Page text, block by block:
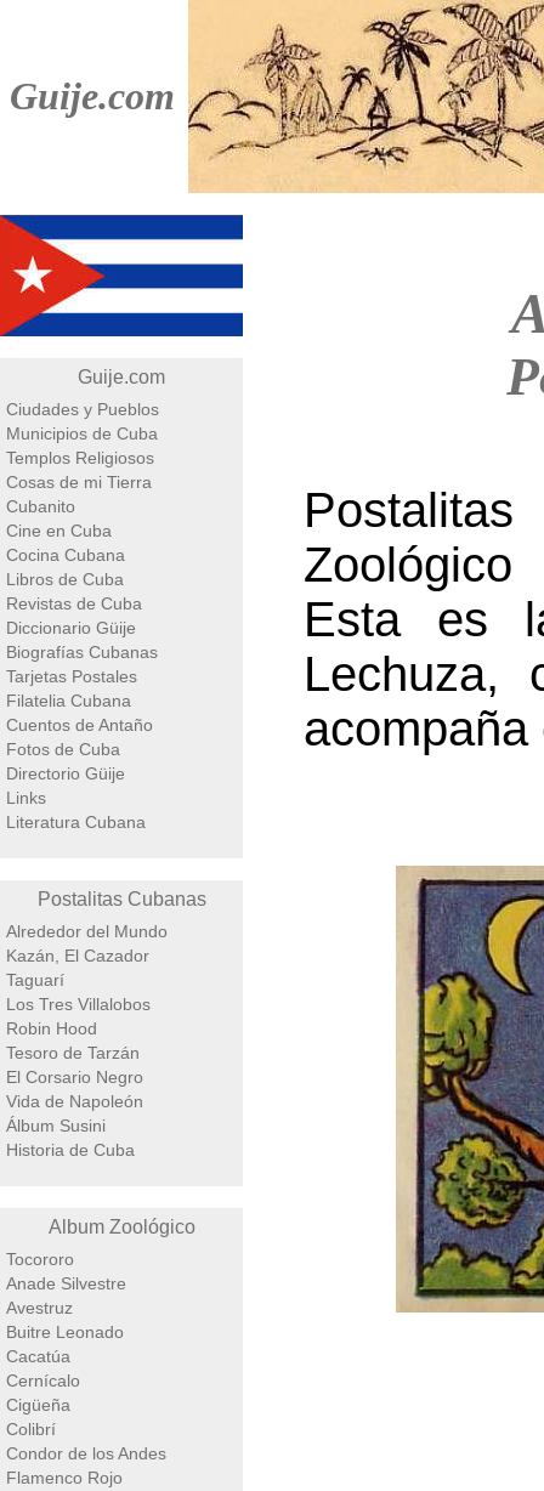
Guije.com
Guije.com
Ciudades y Pueblos
Municipios de Cuba
Templos Religiosos
Cosas de mi Tierra
Cubanito
Cine en Cuba
Cocina Cubana
Libros de Cuba
Revistas de Cuba
Diccionario Güije
Biografías Cubanas
Tarjetas Postales
Filatelia Cubana
Cuentos de Antaño
Fotos de Cuba
Directorio Güije
Links
Literatura Cubana
Postalitas Cubanas
Alrededor del Mundo
Kazán, El Cazador
Taguarí
Los Tres Villalobos
Robin Hood
Tesoro de Tarzán
El Corsario Negro
Vida de Napoleón
Álbum Susini
Historia de Cuba
Album Zoológico
Tocororo
Anade Silvestre
Avestruz
Buitre Leonado
Cacatúa
Cernícalo
Cigüeña
Colibrí
Condor de los Andes
Flamenco Rojo
Esta es
Lechuza,